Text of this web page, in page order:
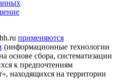
применяются
(информационные технологии
основе сбора, систематизации
к предпочтениям
находящихся на территории